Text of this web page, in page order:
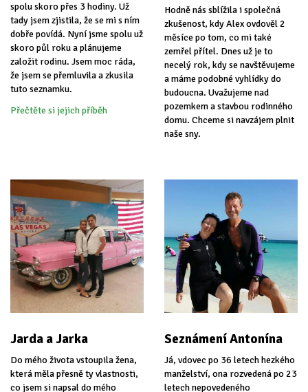
spolu skoro přes 3 hodiny. Už
tady jsem zjistila, že se mi s ním
dobře povídá. Nyní jsme spolu už
skoro půl roku a plánujeme
založit rodinu. Jsem moc ráda,
že jsem se přemluvila a zkusila
tuto seznamku.
Přečtěte si jejich příběh
Hodně nás sblížila i společná
zkušenost, kdy Alex ovdověl 2
měsíce po tom, co mi také
zemřel přítel. Dnes už je to
necelý rok, kdy se navštěvujeme
a máme podobné vyhlídky do
budoucna. Uvažujeme nad
pozemkem a stavbou rodinného
domu. Chceme si navzájem plnit
naše sny.
Jarda a Jarka
Do mého života vstoupila žena,
která měla přesně ty vlastnosti,
co jsem si napsal do mého
Seznámení Antonína
Já, vdovec po 36 letech hezkého
manželství, ona rozvedená po 23
letech nepovedeného